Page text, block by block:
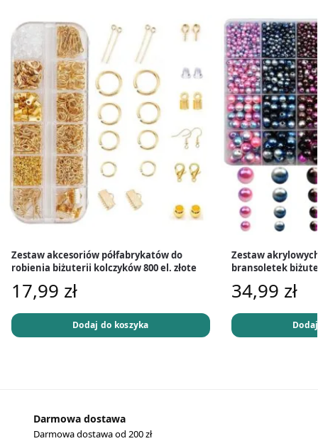
Zestaw akcesoriów półfabrykatów do
robienia biżuterii kolczyków 800 el. złote
17,99 zł
Dodaj do koszyka
Zestaw
bransoletek
34,99 zł
Darmowa dostawa
Darmowa dostawa od 200 zł